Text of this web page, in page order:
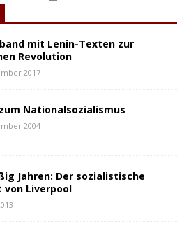
mit Lenin-Texten zur
Revolution
2017
Nationalsozialismus
2004
Jahren: Der sozialistische
von Liverpool